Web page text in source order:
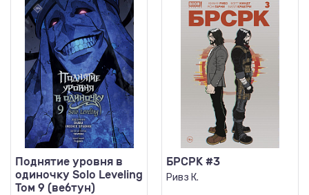
Поднятие уровня в
одиночку Solo Leveling
Том 9 (вебтун)
БРСРК #3
Ривз К.